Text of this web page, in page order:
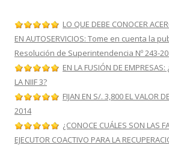
LO QUE DEBE CONOCER
EN AUTOSERVICIOS: Tome en cuenta la
Resolución de Superintendencia Nº 243-
EN LA FUSIÓN DE EMPRESAS:
LA NIIF 3?
FIJAN EN S/. 3,800 EL VALOR
2014
¿CONOCE CUÁLES SON LAS
EJECUTOR COACTIVO PARA LA